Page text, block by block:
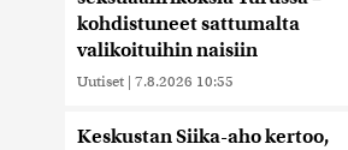
kohdistuneet sattumalta
valikoituihin naisiin
Uutiset | 7.8.2026 10:55
Keskustan Siika-aho kertoo,